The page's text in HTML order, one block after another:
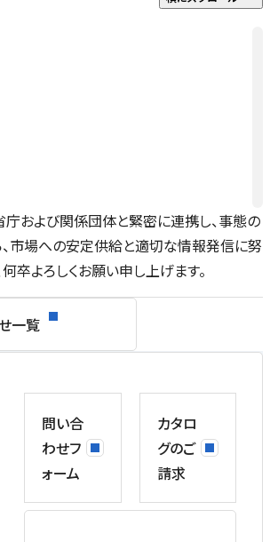
および関係団体と緊密に連携し、事態の
市場への安定供給と適切な情報発信に努
卒よろしくお願い申し上げます。
一覧
問い合
わせフ
ォーム
カタロ
グのご
請求